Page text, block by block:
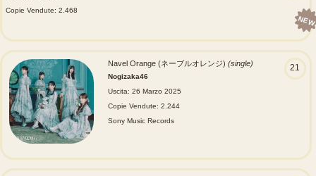
NEW
Copie Vendute: 2.468
21
Navel Orange (ネーブルオレンジ) (single)
Nogizaka46
Uscita: 26 Marzo 2025
Copie Vendute: 2.244
Sony Music Records